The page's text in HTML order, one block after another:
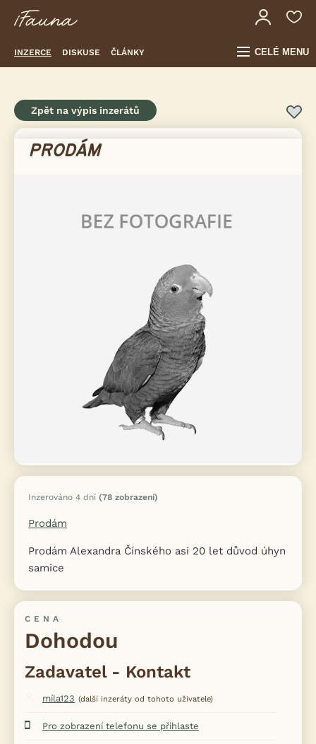
INZERCE DISKUSE ČLÁNKY CELÉ MENU
Zpět na výpis inzerátů
Inzerováno 4 dní (78 zobrazení)
Prodám
Prodám Alexandra Čínského asi 20 let důvod úhyn
samice
CENA
Dohodou
Zadavatel - Kontakt
míla123 (další inzeráty od tohoto uživatele)
Pro zobrazení telefonu se přihlaste
PRODÁM